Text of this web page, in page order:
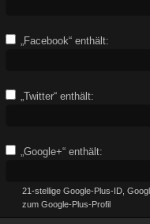
„Facebook“ enthält:
„Twitter“ enthält:
„Google+“ enthält:
21-stellige Google-Plus-ID,
zum Google-Plus-Profil